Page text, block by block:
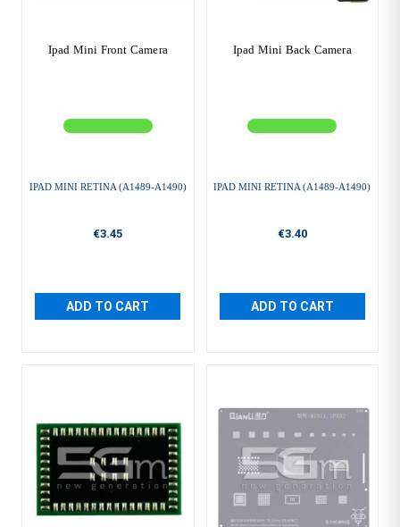
Ipad Mini Front Camera
IPAD MINI RETINA (A1489-A1490)
€3.45
ADD TO CART
Ipad Mini Back Camera
IPAD MINI RETINA (A1489-A1490)
€3.40
ADD TO CART